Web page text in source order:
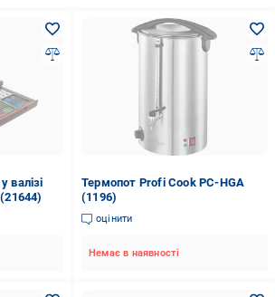
валізі
Термопот Profi Cook PC-HGA
(1196)
оцінити
Немає в наявності